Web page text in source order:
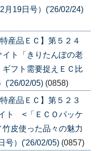
月19日号）('26/02/24)
産品ＥＣ】第５２４
ト「きりたんぽの老
フト需要捉えＥＣ比
('26/02/05) (0858)
産品ＥＣ】第５２３
ト <「ＥＣＯパッケ
皮使った品々の魅力
号）('26/02/05) (0857)